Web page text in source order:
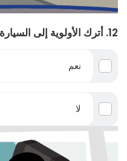
12. أترك الأولوية إلى السيارة الزرقاء :
نعم
لا